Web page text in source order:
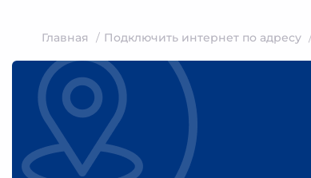
Главная Подключить интернет по адресу